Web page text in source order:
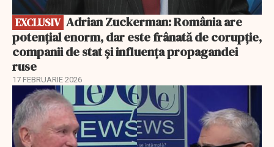
EXCLUSIV
potențial enorm, dar este frânată de corupție,
companii de stat și influența propagandei
ruse
17 FEBRUARIE 2026
EXCLUSIV